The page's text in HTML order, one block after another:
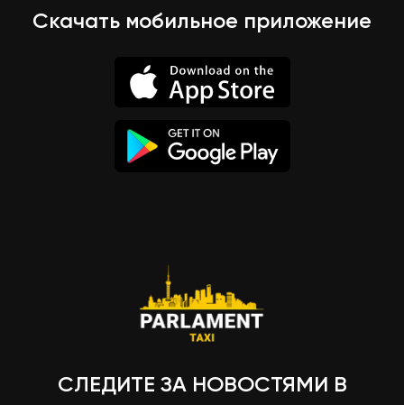
Скачать мобильное приложение
СЛЕДИТЕ ЗА НОВОСТЯМИ В